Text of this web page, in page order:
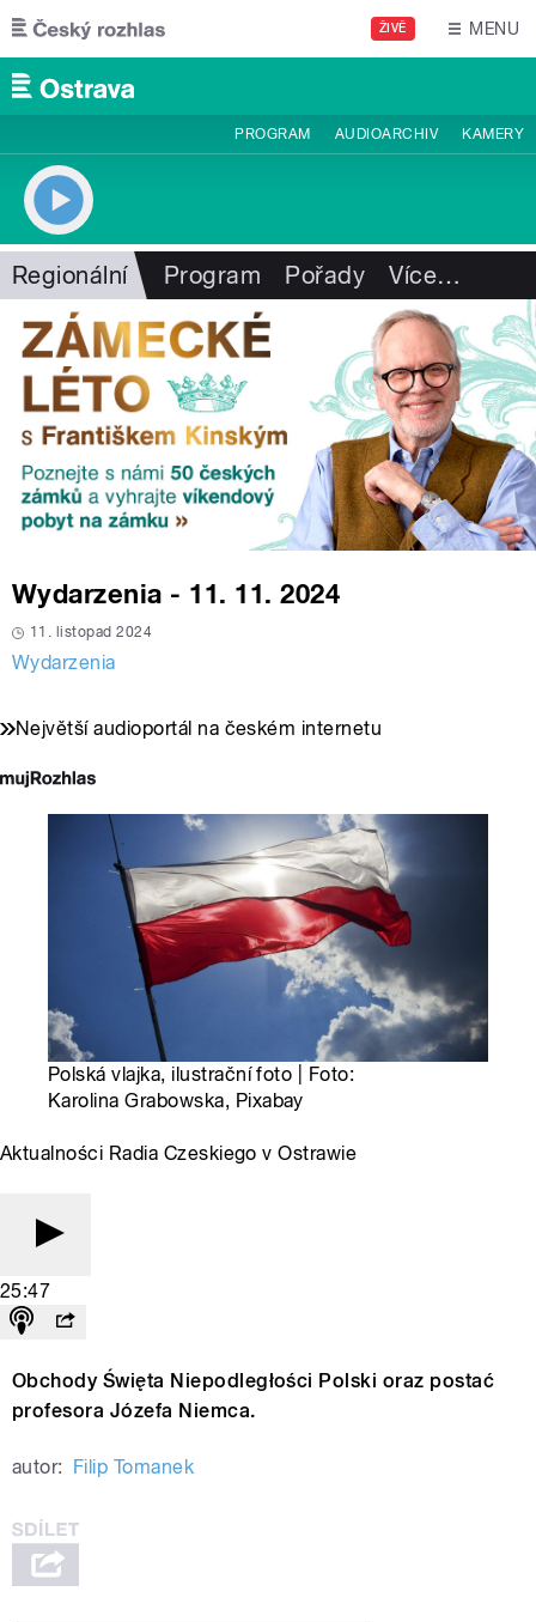
Přejít k hlavnímu obsahu
ŽIVĚ MENU
PROGRAM AUDIOARCHIV KAMERY
Regionální Program Pořady Více…
Wydarzenia - 11. 11. 2024
11. listopad 2024
Wydarzenia
Největší audioportál na českém internetu
Polská vlajka, ilustrační foto | Foto:
Karolina Grabowska, Pixabay
Aktualności Radia Czeskiego v Ostrawie
25:47
Obchody Święta Niepodległości Polski oraz postać
profesora Józefa Niemca.
autor: Filip Tomanek